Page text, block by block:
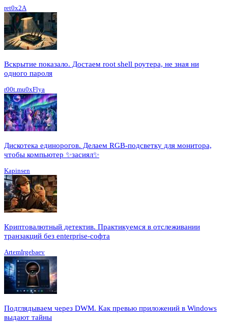
ret0x2A
Вскрытие показало. Достаем root shell роутера, не зная ни
одного пароля
r00t.mu0xFlya
Дискотека единорогов. Делаем RGB-подсветку для монитора,
чтобы компьютер ✨засиял✨
Kapinsen
Криптовалютный детектив. Практикуемся в отслеживании
транзакций без enterprise-софта
ArtemIrgebaev
Подглядываем через DWM. Как превью приложений в Windows
выдают тайны